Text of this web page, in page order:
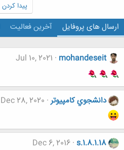
پیدا کردن
ارسال های پروفایل آخرین فعالیت
mohandeseit
Jul 10, 2021
دانشجوي كامپيوتر Dec 28, 2020
s.1.8.1.18
Dec 6, 2016